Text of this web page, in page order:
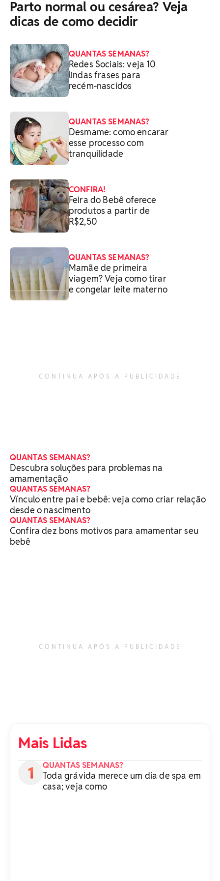
Parto normal ou cesárea? Veja
dicas de como decidir
QUANTAS SEMANAS?
Redes Sociais: veja 10
lindas frases para
recém-nascidos
QUANTAS SEMANAS?
Desmame: como encarar
esse processo com
tranquilidade
CONFIRA!
Feira do Bebê oferece
produtos a partir de
R$2,50
QUANTAS SEMANAS?
Mamãe de primeira
viagem? Veja como tirar
e congelar leite materno
CONTINUA APÓS A PUBLICIDADE
QUANTAS SEMANAS?
Descubra soluções para problemas na
amamentação
QUANTAS SEMANAS?
Vínculo entre pai e bebê: veja como criar relação
desde o nascimento
QUANTAS SEMANAS?
Confira dez bons motivos para amamentar seu
bebê
CONTINUA APÓS A PUBLICIDADE
Mais Lidas
QUANTAS SEMANAS?
Toda grávida merece um dia de spa em
casa; veja como